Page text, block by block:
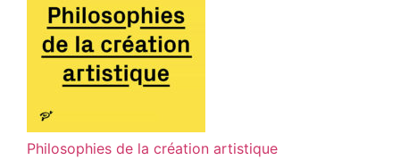
Philosophies de la création artistique